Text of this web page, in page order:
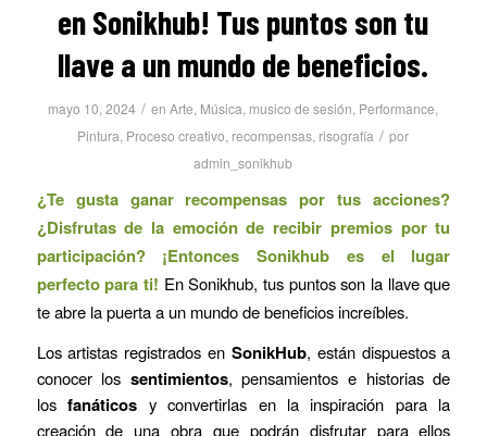
en Sonikhub! Tus puntos son tu
llave a un mundo de beneficios.
mayo 10, 2024 / enArte, Música, musico de sesión, Performance,
Pintura, Proceso creativo, recompensas, risografía / por
admin_sonikhub
¿Te gusta ganar recompensas por tus acciones?
¿Disfrutas de la emoción de recibir premios por tu
participación? ¡Entonces Sonikhub es el lugar
perfecto para ti! En Sonikhub, tus puntos son la llave que
te abre la puerta a un mundo de beneficios increíbles.
Los artistas registrados en SonikHub, están dispuestos a
conocer los sentimientos, pensamientos e historias de
losfanáticos y convertirlas en la inspiración para la
creación de una obra que podrán disfrutar para ellos